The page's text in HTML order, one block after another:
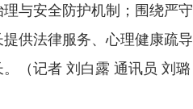
与安全防护机制；围绕严
供法律服务、心理健康疏
（记者 刘白露 通讯员 刘